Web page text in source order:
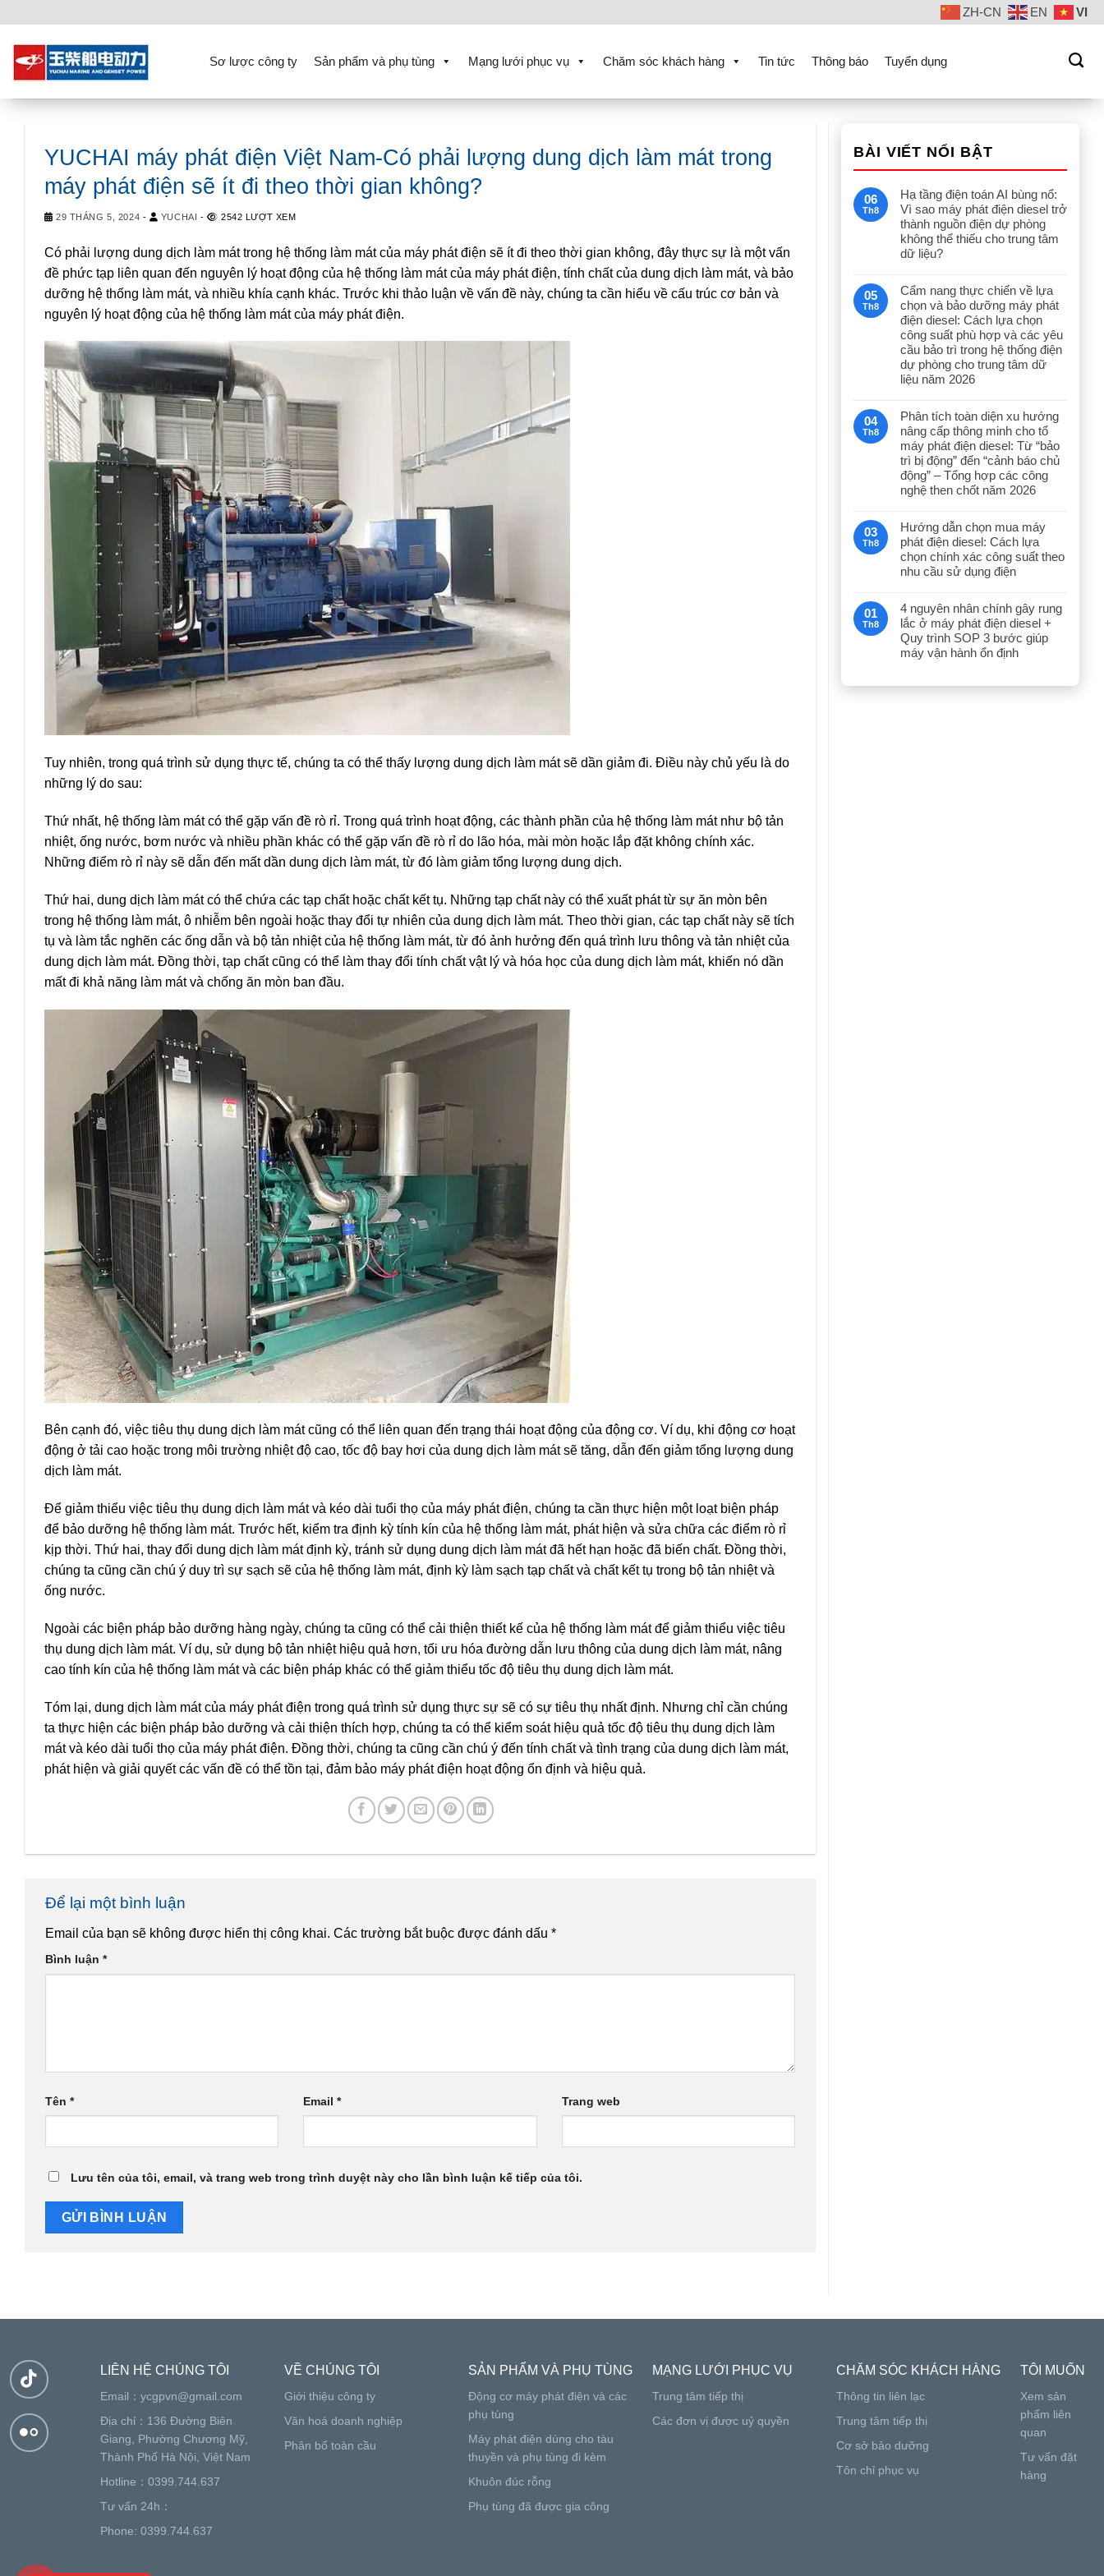
content
ZH-CN EN VI
Sơ lược công ty Sản phẩm và phụ tùng Mạng lưới phục vụ Chăm sóc khách hàng Tin tức Thông báo Tuyển dụng
YUCHAI máy phát điện Việt Nam-Có phải lượng dung dịch làm mát trong
máy phát điện sẽ ít đi theo thời gian không?
29 THÁNG 5, 2024 - YUCHAI - 2542 LƯỢT XEM
Có phải lượng dung dịch làm mát trong hệ thống làm mát của máy phát điện sẽ ít đi theo thời gian không, đây thực sự là một vấn
đề phức tạp liên quan đến nguyên lý hoạt động của hệ thống làm mát của máy phát điện, tính chất của dung dịch làm mát, và bảo
dưỡng hệ thống làm mát, và nhiều khía cạnh khác. Trước khi thảo luận về vấn đề này, chúng ta cần hiểu về cấu trúc cơ bản và
nguyên lý hoạt động của hệ thống làm mát của máy phát điện.
Tuy nhiên, trong quá trình sử dụng thực tế, chúng ta có thể thấy lượng dung dịch làm mát sẽ dần giảm đi. Điều này chủ yếu là do
những lý do sau:
Thứ nhất, hệ thống làm mát có thể gặp vấn đề rò rỉ. Trong quá trình hoạt động, các thành phần của hệ thống làm mát như bộ tản
nhiệt, ống nước, bơm nước và nhiều phần khác có thể gặp vấn đề rò rỉ do lão hóa, mài mòn hoặc lắp đặt không chính xác.
Những điểm rò rỉ này sẽ dẫn đến mất dần dung dịch làm mát, từ đó làm giảm tổng lượng dung dịch.
Thứ hai, dung dịch làm mát có thể chứa các tạp chất hoặc chất kết tụ. Những tạp chất này có thể xuất phát từ sự ăn mòn bên
trong hệ thống làm mát, ô nhiễm bên ngoài hoặc thay đổi tự nhiên của dung dịch làm mát. Theo thời gian, các tạp chất này sẽ tích
tụ và làm tắc nghẽn các ống dẫn và bộ tản nhiệt của hệ thống làm mát, từ đó ảnh hưởng đến quá trình lưu thông và tản nhiệt của
dung dịch làm mát. Đồng thời, tạp chất cũng có thể làm thay đổi tính chất vật lý và hóa học của dung dịch làm mát, khiến nó dần
mất đi khả năng làm mát và chống ăn mòn ban đầu.
Bên cạnh đó, việc tiêu thụ dung dịch làm mát cũng có thể liên quan đến trạng thái hoạt động của động cơ. Ví dụ, khi động cơ hoạt
động ở tải cao hoặc trong môi trường nhiệt độ cao, tốc độ bay hơi của dung dịch làm mát sẽ tăng, dẫn đến giảm tổng lượng dung
dịch làm mát.
Để giảm thiểu việc tiêu thụ dung dịch làm mát và kéo dài tuổi thọ của máy phát điện, chúng ta cần thực hiện một loạt biện pháp
để bảo dưỡng hệ thống làm mát. Trước hết, kiểm tra định kỳ tính kín của hệ thống làm mát, phát hiện và sửa chữa các điểm rò rỉ
kịp thời. Thứ hai, thay đổi dung dịch làm mát định kỳ, tránh sử dụng dung dịch làm mát đã hết hạn hoặc đã biến chất. Đồng thời,
chúng ta cũng cần chú ý duy trì sự sạch sẽ của hệ thống làm mát, định kỳ làm sạch tạp chất và chất kết tụ trong bộ tản nhiệt và
ống nước.
Ngoài các biện pháp bảo dưỡng hàng ngày, chúng ta cũng có thể cải thiện thiết kế của hệ thống làm mát để giảm thiểu việc tiêu
thụ dung dịch làm mát. Ví dụ, sử dụng bộ tản nhiệt hiệu quả hơn, tối ưu hóa đường dẫn lưu thông của dung dịch làm mát, nâng
cao tính kín của hệ thống làm mát và các biện pháp khác có thể giảm thiểu tốc độ tiêu thụ dung dịch làm mát.
Tóm lại, dung dịch làm mát của máy phát điện trong quá trình sử dụng thực sự sẽ có sự tiêu thụ nhất định. Nhưng chỉ cần chúng
ta thực hiện các biện pháp bảo dưỡng và cải thiện thích hợp, chúng ta có thể kiểm soát hiệu quả tốc độ tiêu thụ dung dịch làm
mát và kéo dài tuổi thọ của máy phát điện. Đồng thời, chúng ta cũng cần chú ý đến tính chất và tình trạng của dung dịch làm mát,
phát hiện và giải quyết các vấn đề có thể tồn tại, đảm bảo máy phát điện hoạt động ổn định và hiệu quả.
Để lại một bình luận
Email của bạn sẽ không được hiển thị công khai. Các trường bắt buộc được đánh dấu *
Bình luận *
Tên * Email* Trang web
Lưu tên của tôi, email, và trang web trong trình duyệt này cho lần bình luận kế tiếp của tôi.
BÀI VIẾT NỔI BẬT
06
Th8
Hạ tầng điện toán AI bùng nổ:
Vì sao máy phát điện diesel trở
thành nguồn điện dự phòng
không thể thiếu cho trung tâm
dữ liệu?
05
Th8
Cẩm nang thực chiến về lựa
chọn và bảo dưỡng máy phát
điện diesel: Cách lựa chọn
công suất phù hợp và các yêu
cầu bảo trì trong hệ thống điện
dự phòng cho trung tâm dữ
liệu năm 2026
04
Th8
Phân tích toàn diện xu hướng
nâng cấp thông minh cho tổ
máy phát điện diesel: Từ “bảo
trì bị động” đến “cảnh báo chủ
động” – Tổng hợp các công
nghệ then chốt năm 2026
03
Th8
Hướng dẫn chọn mua máy
phát điện diesel: Cách lựa
chọn chính xác công suất theo
nhu cầu sử dụng điện
01
Th8
4 nguyên nhân chính gây rung
lắc ở máy phát điện diesel +
Quy trình SOP 3 bước giúp
máy vận hành ổn định
LIÊN HỆ CHÚNG TÔI
Email： ycgpvn@gmail.com
Địa chỉ：136 Đường Biên
Giang, Phường Chương Mỹ,
Thành Phố Hà Nội, Việt Nam
Hotline：0399.744.637
Tư vấn 24h：
Phone: 0399.744.637
VỀ CHÚNG TÔI
Giới thiệu công ty
Văn hoá doanh nghiệp
Phân bố toàn cầu
SẢN PHẨM VÀ PHỤ TÙNG
Động cơ máy phát điện và các
phụ tùng
Máy phát điện dùng cho tàu
thuyền và phụ tùng đi kèm
Khuôn đúc rỗng
Phụ tùng đã được gia công
MẠNG LƯỚI PHỤC VỤ
Trung tâm tiếp thị
Các đơn vị được uỷ quyền
CHĂM SÓC KHÁCH HÀNG
Thông tin liên lạc
Trung tâm tiếp thị
Cơ sở bảo dưỡng
Tôn chỉ phục vụ
TÔI MUỐN
Xem sản
phẩm liên
quan
Tư vấn đặt
hàng